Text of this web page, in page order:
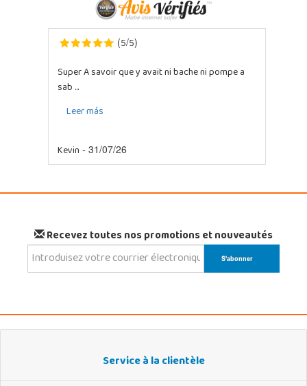
(5/5)
Super A savoir que y avait ni bache ni pompe a
sab ...
Leer más
Kevin - 31/07/26
Recevez toutes nos promotions et nouveautés
Service à la clientèle